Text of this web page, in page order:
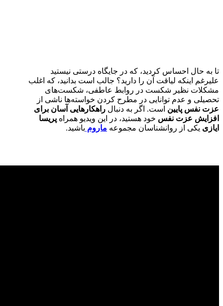
تا به حال احساس کردید، که در جایگاه درستی نیستید
علیرغم اینکه لیاقت آن را دارید؟ جالب است بدانید، که اغلب
مشکلات نظیر شکست در روابط عاطفی، شکست‌های
تحصیلی و عدم توانایی در مطرح کردن خواسته‌ها ناشی از
عزت نفس پایین است. اگر به دنبال راهکارهایی آسان برای
افزایش عزت نفس خود هستید، در این ویدیو همراه پریسا
ایازی یکی از روانشناسان مجموعه ماروم باشید.